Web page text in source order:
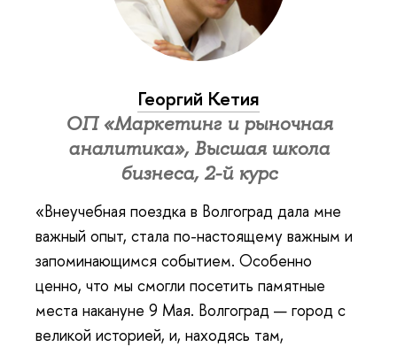
Георгий Кетия
ОП «Маркетинг и рыночная
аналитика», Высшая школа
бизнеса, 2-й курс
«Внеучебная поездка в Волгоград дала мне
важный опыт, стала по-настоящему важным и
запоминающимся событием. Особенно
ценно, что мы смогли посетить памятные
места накануне 9 Мая. Волгоград — город с
великой историей, и, находясь там,